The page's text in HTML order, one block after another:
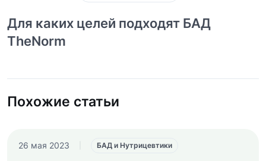
Для каких целей подходят БАД
TheNorm
Похожие статьи
26 мая 2023 БАД и Нутрицевтики